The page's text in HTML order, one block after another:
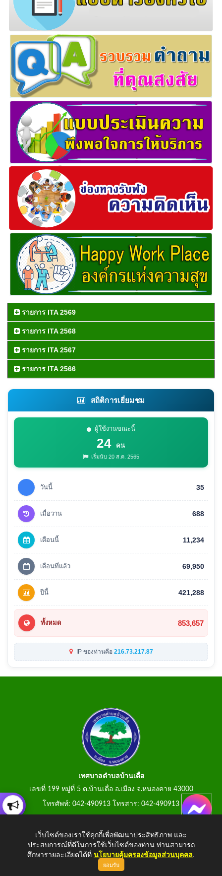
รายการ ITA 2569
รายการ ITA 2568
รายการ ITA 2567
รายการ ITA 2566
สถิติการเยี่ยมชม
ผู้ใช้งานขณะนี้
24 คน
เริ่มนับ 20 ส.ค. 2565
วันนี้ 35
เมื่อวาน 688
เดือนนี้ 11,234
เดือนที่แล้ว 69,950
ปีนี้ 421,288
ทั้งหมด 853,657
IP ของท่านคือ 216.73.217.87
เทศบาลตำบลบ้านเดื่อ
เลขที่ 199 หมู่ที่ 5 ต.บ้านเดื่อ อ.เมือง จ.หนองคาย 43000
โทรศัพท์: 042-490913 โทรสาร: 042-490913
Copyright © 2026 All Right Resive
เว็บไซต์ของเราใช้คุกกี้เพื่อพัฒนาประสิทธิภาพ และ
ประสบการณ์ที่ดีในการใช้เว็บไซต์ของท่าน ท่านสามารถ
ศึกษารายละเอียดได้ที่ นโยบายคุ้มครองข้อมูลส่วนบุคคล.
ยอมรับ